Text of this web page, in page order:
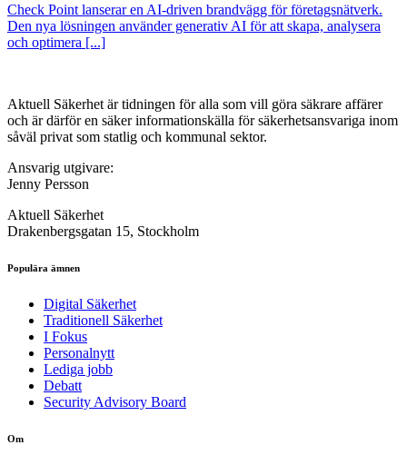
Check Point lanserar en AI-driven brandvägg för företagsnätverk.
Den nya lösningen använder generativ AI för att skapa, analysera
och optimera [...]
Aktuell Säkerhet är tidningen för alla som vill göra säkrare affärer
och är därför en säker informationskälla för säkerhets­ansvariga inom
såväl privat som statlig och kommunal sektor.
Ansvarig utgivare:
Jenny Persson
Aktuell Säkerhet
Drakenbergsgatan 15, Stockholm
Populära ämnen
Digital Säkerhet
Traditionell Säkerhet
I Fokus
Personalnytt
Lediga jobb
Debatt
Security Advisory Board
Om